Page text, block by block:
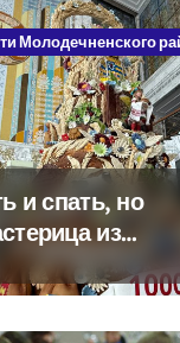
Молодечненского
и спать, но
из
50-
каравае